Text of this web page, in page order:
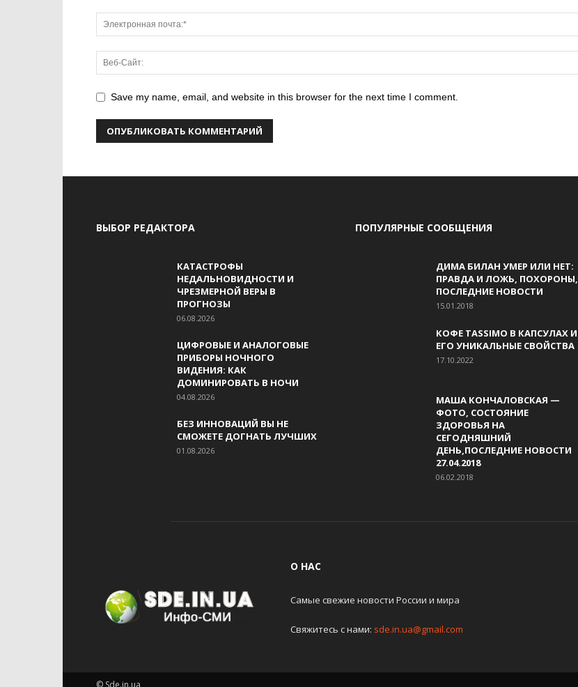
Save my name, email, and website in this browser for the next time I comment.
ВЫБОР РЕДАКТОРА
КАТАСТРОФЫ
НЕДАЛЬНОВИДНОСТИ И
ЧРЕЗМЕРНОЙ ВЕРЫ В
ПРОГНОЗЫ
06.08.2026
ЦИФРОВЫЕ И АНАЛОГОВЫЕ
ПРИБОРЫ НОЧНОГО
ВИДЕНИЯ: КАК
ДОМИНИРОВАТЬ В НОЧИ
04.08.2026
БЕЗ ИННОВАЦИЙ ВЫ НЕ
СМОЖЕТЕ ДОГНАТЬ ЛУЧШИХ
01.08.2026
ПОПУЛЯРНЫЕ СООБЩЕНИЯ
ДИМА БИЛАН УМЕР ИЛИ НЕТ:
ПРАВДА И ЛОЖЬ, ПОХОРОНЫ,
ПОСЛЕДНИЕ НОВОСТИ
15.01.2018
КОФЕ TASSIMO В КАПСУЛАХ И
ЕГО УНИКАЛЬНЫЕ СВОЙСТВА
17.10.2022
МАША КОНЧАЛОВСКАЯ —
ФОТО, СОСТОЯНИЕ
ЗДОРОВЬЯ НА
СЕГОДНЯШНИЙ
ДЕНЬ,ПОСЛЕДНИЕ НОВОСТИ
27.04.2018
06.02.2018
О НАС
Самые свежие новости России и мира
Свяжитесь с нами: sde.in.ua@gmail.com